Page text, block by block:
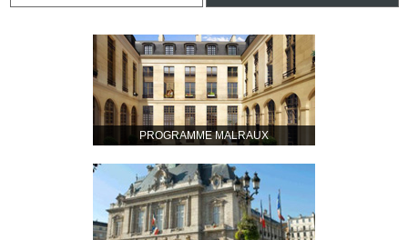
PROGRAMME MALRAUX